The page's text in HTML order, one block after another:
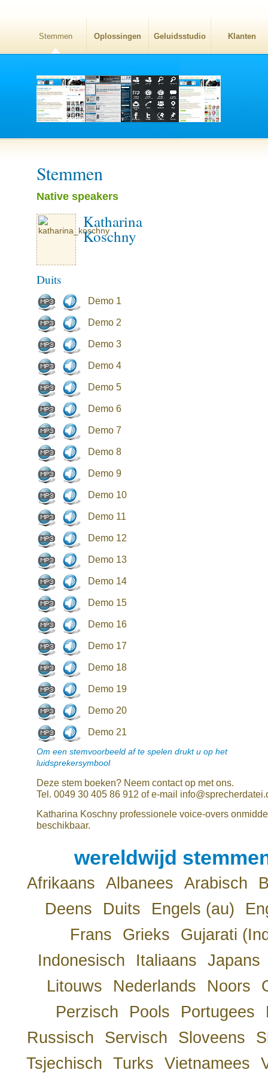
Stemmen Oplossingen Geluidsstudio Klanten
Stemmen
Native speakers
Katharina
Koschny
Duits
Demo 1
Demo 2
Demo 3
Demo 4
Demo 5
Demo 6
Demo 7
Demo 8
Demo 9
Demo 10
Demo 11
Demo 12
Demo 13
Demo 14
Demo 15
Demo 16
Demo 17
Demo 18
Demo 19
Demo 20
Demo 21
Om een stemvoorbeeld af te spelen drukt u op het
luidsprekersymbool
Deze stem boeken? Neem contact op met ons.
Tel. 0049 30 405 86 912 of e-mail
Katharina Koschny professionele voice-overs
beschikbaar.
wereldwijd
Afrikaans Albanees Arabisch
Deens
Duits Engels (au)
Frans
Grieks
Gujarati
Indonesisch
Italiaans
Japans
Litouws
Nederlands Noors
Perzisch
Pools Portugees
Russisch
Servisch Sloveens
Tsjechisch
Turks Vietnamees